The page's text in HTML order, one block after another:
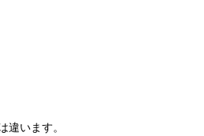
違います。